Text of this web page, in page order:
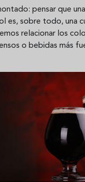
pensar que
es, sobre todo, una
relacionar los
o bebidas más